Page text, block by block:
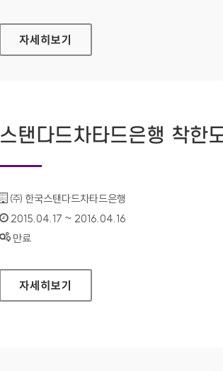
스탠다드차타드은행 착한도서관 프로젝트
자세히보기
스탠다드차타드은행 착한
기관명 :
㈜ 한국스탠다드차타드은행
인증기간 :
2015.04.17 ~ 2016.04.16
상태 :
만료
스탠다드차타드은행 착한도서관 프로젝
자세히보기